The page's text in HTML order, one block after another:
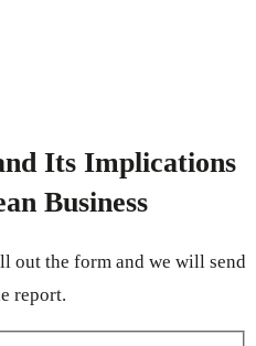
Its Implications
Business
out the form and we will send
report.